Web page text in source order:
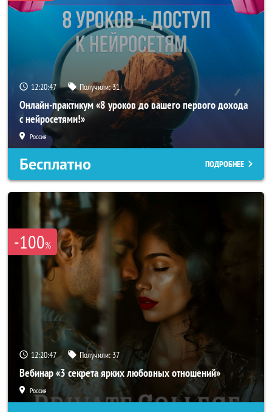
12:20:44 Получили:31
Онлайн-практикум «8 уроков до вашего первого дохода
с нейросетями!»
Россия
Бесплатно ПОДРОБНЕЕ
-100%
12:20:44 Получили: 37
Вебинар «3 секрета ярких любовных отношений»
Россия